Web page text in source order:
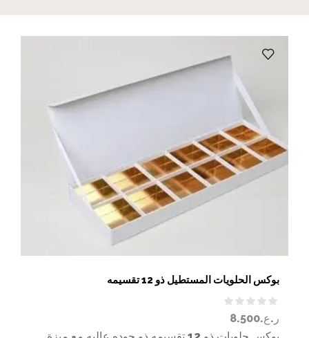
بوكس الحلويات المستطيل ذو 12 تقسيمه
ر.ع.8.500